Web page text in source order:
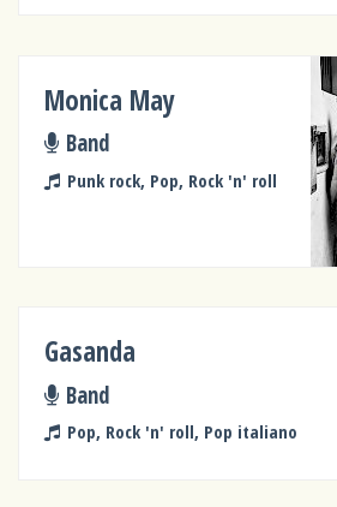
Monica May
Band
Punk rock, Pop, Rock 'n' roll
Gasanda
Band
Pop, Rock 'n' roll, Pop italiano